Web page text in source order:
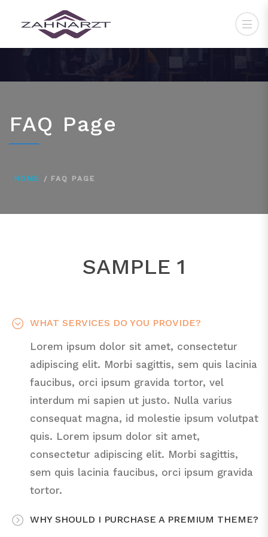
FAQ Page
HOME FAQ PAGE
SAMPLE 1
WHAT SERVICES DO YOU PROVIDE?
Lorem ipsum dolor sit amet, consectetur
adipiscing elit. Morbi sagittis, sem quis lacinia
faucibus, orci ipsum gravida tortor, vel
interdum mi sapien ut justo. Nulla varius
consequat magna, id molestie ipsum volutpat
quis. Lorem ipsum dolor sit amet,
consectetur adipiscing elit. Morbi sagittis,
sem quis lacinia faucibus, orci ipsum gravida
tortor.
WHY SHOULD I PURCHASE A PREMIUM THEME?